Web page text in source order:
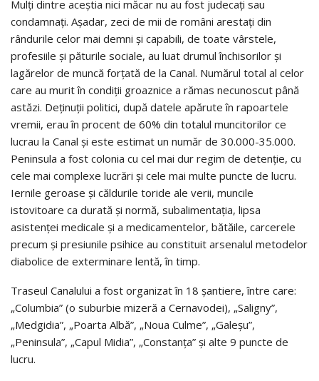
Mulţi dintre aceştia nici măcar nu au fost judecaţi sau
condamnaţi. Aşadar, zeci de mii de români arestaţi din
rândurile celor mai demni şi capabili, de toate vârstele,
profesiile şi păturile sociale, au luat drumul închisorilor și
lagărelor de muncă forţată de la Canal. Numărul total al celor
care au murit în condiţii groaznice a rămas necunoscut până
astăzi. Deţinuţii politici, după datele apărute în rapoartele
vremii, erau în procent de 60% din totalul muncitorilor ce
lucrau la Canal şi este estimat un număr de 30.000-35.000.
Peninsula a fost colonia cu cel mai dur regim de detenţie, cu
cele mai complexe lucrări şi cele mai multe puncte de lucru.
Iernile geroase şi căldurile toride ale verii, muncile
istovitoare ca durată şi normă, subalimentaţia, lipsa
asistenţei medicale şi a medicamentelor, bătăile, carcerele
precum şi presiunile psihice au constituit arsenalul metodelor
diabolice de exterminare lentă, în timp.
Traseul Canalului a fost organizat în 18 şantiere, între care:
„Columbia” (o suburbie mizeră a Cernavodei), „Saligny”,
„Medgidia”, „Poarta Albă”, „Noua Culme”, „Galeşu”,
„Peninsula”, „Capul Midia”, „Constanţa” şi alte 9 puncte de
lucru.